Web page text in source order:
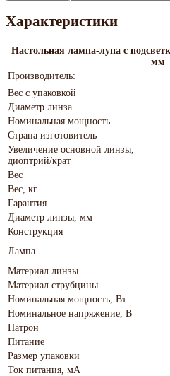
Характеристики
Настольная лампа-лупа с
мм
Производитель:
Вес с упаковкой
Диаметр линза
Номинальная мощность
Страна изготовитель
Увеличение основной линзы,
диоптрий/крат
Вес
Вес, кг
Гарантия
Диаметр линзы, мм
Конструкция
Лампа
Материал линзы
Материал струбцины
Номинальная мощность, Вт
Номинальное напряжение, В
Патрон
Питание
Размер упаковки
Ток питания, мА